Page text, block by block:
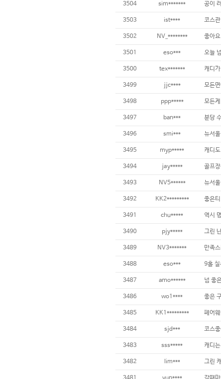
3504 sim*******
3503 ist****
3502 NV_********
3501 eso***
3500 tex*******
3499 jjc****
3498 ppp*****
3497 ban***
3496 smi***
3495 myp*****
3494 jay*****
3493 NV5******
3492 KK2*********
3491 chu*****
3490 pjy*****
3489 NV3******* 만족
3488 eso*** 9홀
3487 amo******
3486 wo1****
3485 KK1*********
3484 sjd*** 코스
3483 sss*****
3482 lim***